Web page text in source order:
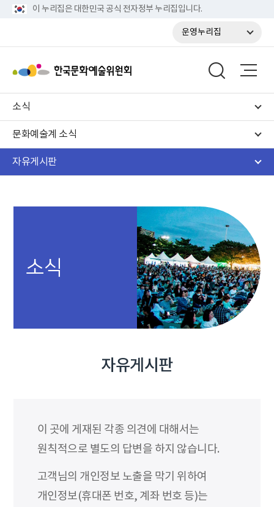
이 누리집은 대한민국 공식 전자정부 누리집입니다.
운영누리집
소식
문화예술계 소식
자유게시판
소식
자유게시판
이 곳에 게재된 각종 의견에 대해서는
원칙적으로 별도의 답변을 하지 않습니다.
고객님의 개인정보 노출을 막기 위하여
개인정보(휴대폰 번호, 계좌 번호 등)는